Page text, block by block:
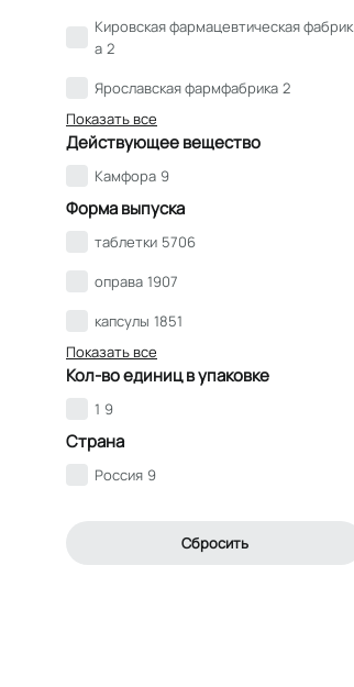
Кировская фармацевтическая фабрик
а 2
Ярославская фармфабрика 2
Показать все
Действующее вещество
Камфора 9
Форма выпуска
таблетки 5706
оправа 1907
капсулы 1851
Показать все
Кол-во единиц в упаковке
1 9
Страна
Россия 9
Сбросить